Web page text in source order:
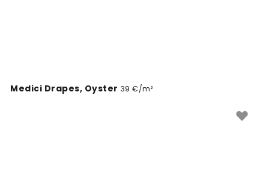
Medici Drapes, Oyster 39 €/m²